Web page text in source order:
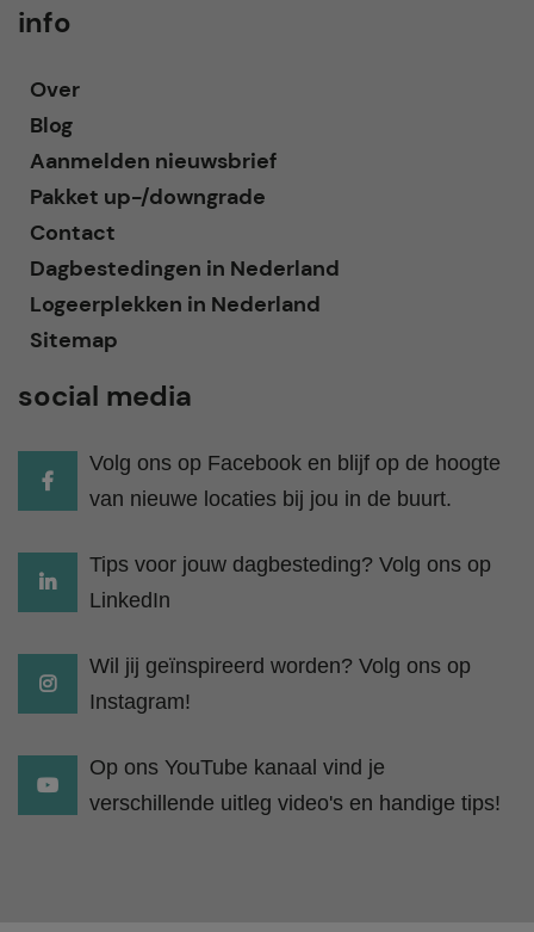
info
Over
Blog
Aanmelden nieuwsbrief
Pakket up-/downgrade
Contact
Dagbestedingen in Nederland
Logeerplekken in Nederland
Sitemap
social media
Volg ons op Facebook en blijf op de hoogte
van nieuwe locaties bij jou in de buurt.
Tips voor jouw dagbesteding? Volg ons op
LinkedIn
Wil jij geïnspireerd worden? Volg ons op
Instagram!
Op ons YouTube kanaal vind je
verschillende uitleg video's en handige tips!